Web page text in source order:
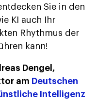
Sie in den
KI auch Ihr
Rhythmus der
kann!
Dengel,
am Deutschen
Intelligenz